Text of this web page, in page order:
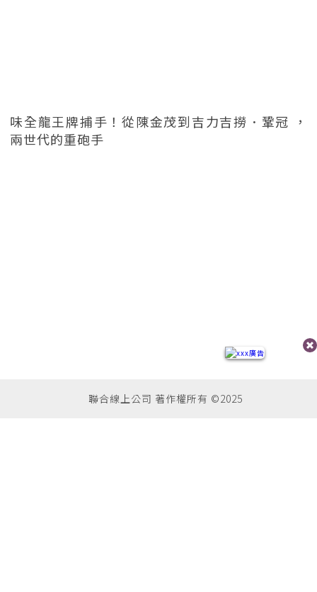
味全龍王牌捕手！從陳金茂到吉力吉撈．鞏冠 ，
兩世代的重砲手
聯合線上公司 著作權所有 ©2025